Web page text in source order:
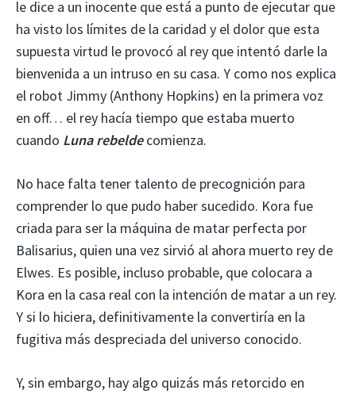
le dice a un inocente que está a punto de ejecutar que
ha visto los límites de la caridad y el dolor que esta
supuesta virtud le provocó al rey que intentó darle la
bienvenida a un intruso en su casa. Y como nos explica
el robot Jimmy (Anthony Hopkins) en la primera voz
en off… el rey hacía tiempo que estaba muerto
cuando Luna rebeldecomienza.
No hace falta tener talento de precognición para
comprender lo que pudo haber sucedido. Kora fue
criada para ser la máquina de matar perfecta por
Balisarius, quien una vez sirvió al ahora muerto rey de
Elwes. Es posible, incluso probable, que colocara a
Kora en la casa real con la intención de matar a un rey.
Y si lo hiciera, definitivamente la convertiría en la
fugitiva más despreciada del universo conocido.
Y, sin embargo, hay algo quizás más retorcido en